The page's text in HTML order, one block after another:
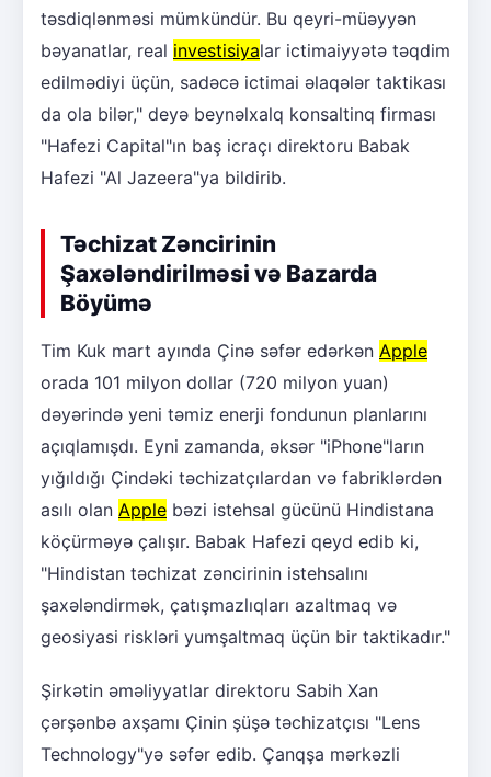
təsdiqlənməsi mümkündür. Bu qeyri-müəyyən
bəyanatlar, real investisiyalar ictimaiyyətə təqdim
edilmədiyi üçün, sadəcə ictimai əlaqələr taktikası
da ola bilər," deyə beynəlxalq konsaltinq firması
"Hafezi Capital"ın baş icraçı direktoru Babak
Hafezi "Al Jazeera"ya bildirib.
Təchizat Zəncirinin
Şaxələndirilməsi və Bazarda
Böyümə
Tim Kuk mart ayında Çinə səfər edərkən Apple
orada 101 milyon dollar (720 milyon yuan)
dəyərində yeni təmiz enerji fondunun planlarını
açıqlamışdı. Eyni zamanda, əksər "iPhone"ların
yığıldığı Çindəki təchizatçılardan və fabriklərdən
asılı olan Apple bəzi istehsal gücünü Hindistana
köçürməyə çalışır. Babak Hafezi qeyd edib ki,
"Hindistan təchizat zəncirinin istehsalını
şaxələndirmək, çatışmazlıqları azaltmaq və
geosiyasi riskləri yumşaltmaq üçün bir taktikadır."
Şirkətin əməliyyatlar direktoru Sabih Xan
çərşənbə axşamı Çinin şüşə təchizatçısı "Lens
Technology"yə səfər edib. Çanqşa mərkəzli